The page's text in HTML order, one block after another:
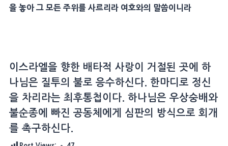
을 놓아 그 모든 주위를 사르리라 여호와의 말씀이니라
이스라엘을 향한 배타적 사랑이 거절된 곳에 하
나님은 질투의 불로 응수하신다. 한마디로 정신
을 차리라는 최후통첩이다. 하나님은 우상숭배와
불순종에 빠진 공동체에게 심판의 방식으로 회개
를 촉구하신다.